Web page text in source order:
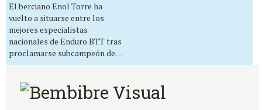
El berciano Enol Torre ha
vuelto a situarse entre los
mejores especialistas
nacionales de Enduro BTT tras
proclamarse subcampeón de…